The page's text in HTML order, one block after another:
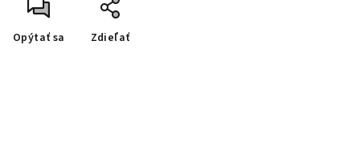
Opýtať sa Zdieľať